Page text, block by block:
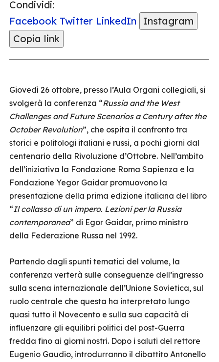
Condividi:
Facebook Twitter LinkedIn
Instagram
Copia link
Giovedì 26 ottobre, presso l’Aula Organi collegiali, si
svolgerà la conferenza “Russia and the West
Challenges and Future Scenarios a Century after the
October Revolution”, che ospita il confronto tra
storici e politologi italiani e russi, a pochi giorni dal
centenario della Rivoluzione d’Ottobre. Nell’ambito
dell’iniziativa la Fondazione Roma Sapienza e la
Fondazione Yegor Gaidar promuovono la
presentazione della prima edizione italiana del libro
“Il collasso di un impero. Lezioni per la Russia
contemporanea” di Egor Gaidar, primo ministro
della Federazione Russa nel 1992.
Partendo dagli spunti tematici del volume, la
conferenza verterà sulle conseguenze dell’ingresso
sulla scena internazionale dell’Unione Sovietica, sul
ruolo centrale che questa ha interpretato lungo
quasi tutto il Novecento e sulla sua capacità di
influenzare gli equilibri politici del post-Guerra
fredda fino ai giorni nostri. Dopo i saluti del rettore
Eugenio Gaudio, introdurranno il dibattito Antonello